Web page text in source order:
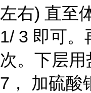
左右) 直至
1/ 3 即可。
次。下层
7， 加硫酸